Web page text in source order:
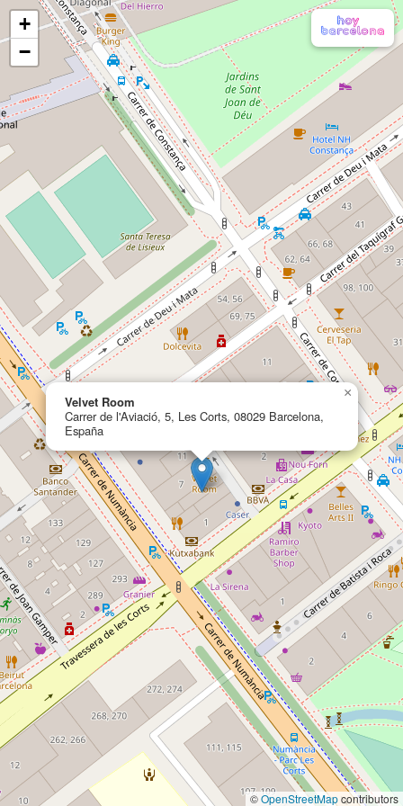
Velvet Room
Carrer de l'Aviació, 5, Les Corts, 08029 Barcelona,
España
×
+
−
©OpenStreetMapcontributors